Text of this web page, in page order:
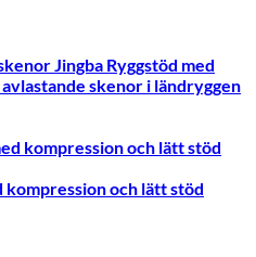
Jingba Ryggstöd med
skenor i ländryggen
kompression och lätt stöd